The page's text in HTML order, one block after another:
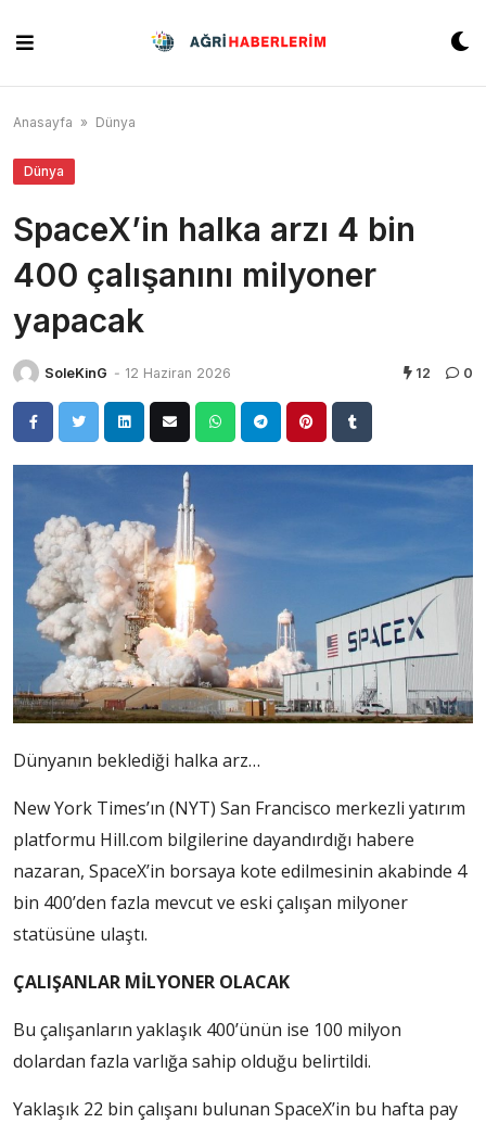
content
Anasayfa » Dünya
Dünya
SpaceX’in halka arzı 4 bin
400 çalışanını milyoner
yapacak
SoleKinG - 12 Haziran 2026 12 0
Dünyanın beklediği halka arz…
New York Times’ın (NYT) San Francisco merkezli yatırım
platformu Hill.com bilgilerine dayandırdığı habere
nazaran, SpaceX’in borsaya kote edilmesinin akabinde 4
bin 400’den fazla mevcut ve eski çalışan milyoner
statüsüne ulaştı.
ÇALIŞANLAR MİLYONER OLACAK
Bu çalışanların yaklaşık 400’ünün ise 100 milyon
dolardan fazla varlığa sahip olduğu belirtildi.
Yaklaşık 22 bin çalışanı bulunan SpaceX’in bu hafta pay